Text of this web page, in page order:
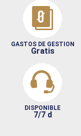
GASTOS DE GESTION
Gratis
DISPONIBLE
7/7 d